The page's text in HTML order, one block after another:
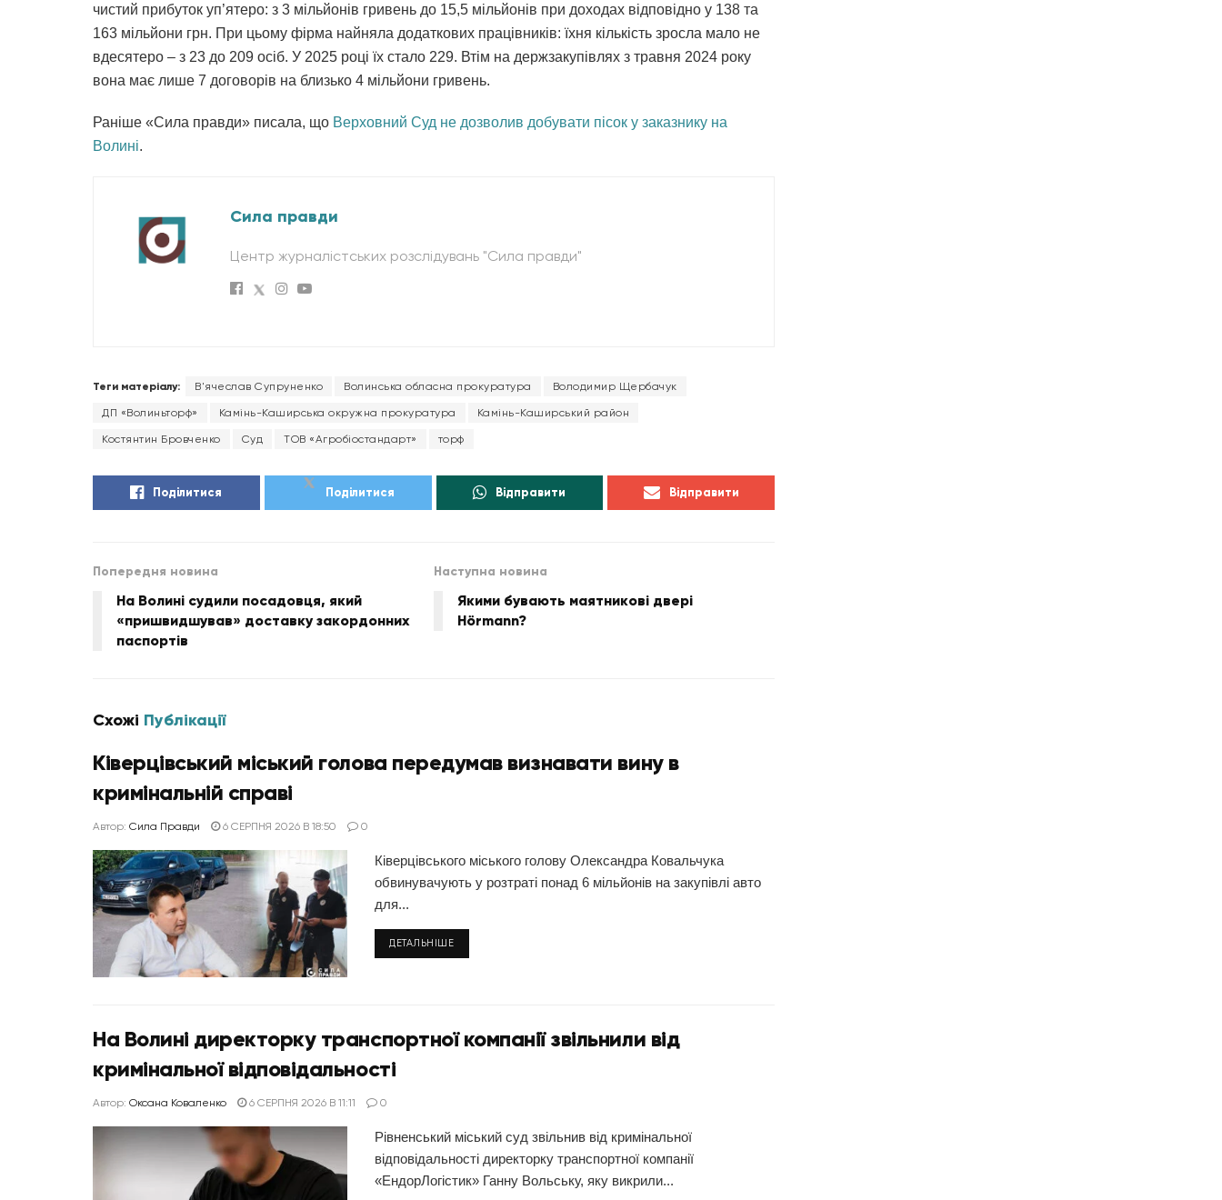
чистий прибуток уп’ятеро: з 3 мільйонів гривень до 15,5 мільйонів при доходах відповідно у 138 та
163 мільйони грн. При цьому фірма найняла додаткових працівників: їхня кількість зросла мало не
вдесятеро – з 23 до 209 осіб. У 2025 році їх стало 229. Втім на держзакупівлях з травня 2024 року
вона має лише 7 договорів на близько 4 мільйони гривень.
Раніше «Сила правди» писала, що Верховний Суд не дозволив добувати пісок у заказнику на
Волині.
Сила правди
Центр журналістських розслідувань "Сила правди"
Теги матеріалу: В'ячеслав Супруненко Волинська обласна прокуратура Володимир Щербачук
ДП «Волиньторф» Камінь-Каширська окружна прокуратура Камінь-Каширський район
Костянтин Бровченко Суд ТОВ «Агробіостандарт» торф
Поділитися Поділитися Відправити Відправити
Попередня новина
На Волині судили посадовця, який
«пришвидшував» доставку закордонних
паспортів
Наступна новина
Якими бувають маятникові двері
Hörmann?
Схожі Публікації
Ківерцівський міський голова передумав визнавати вину в
кримінальній справі
Автор: Сила Правди 6 СЕРПНЯ 2026 В 18:50 0
Ківерцівського міського голову Олександра Ковальчука
обвинувачують у розтраті понад 6 мільйонів на закупівлі авто
для...
ДЕТАЛЬНІШЕ
На Волині директорку транспортної компанії звільнили від
кримінальної відповідальності
Автор: Оксана Коваленко 6 СЕРПНЯ 2026 В 11:11 0
Рівненський міський суд звільнив від кримінальної
відповідальності директорку транспортної компанії
«ЕндорЛогістик» Ганну Вольську, яку викрили...